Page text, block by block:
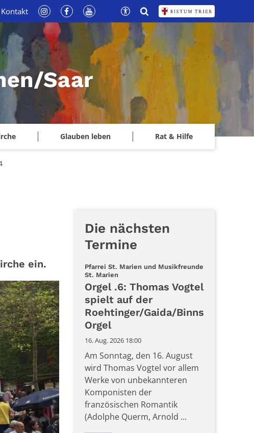
Saar
Glauben leben Rat & Hilfe
Kontakt
ein.
Die nächsten
Termine
Pfarrei St. Marien und Musikfreunde
St. Marien:
Orgel .6: Thomas Vogtel
spielt auf der
Roehtinger/Gaida/Binns
Orgel
16. Aug. 2026 18:00
Am Sonntag, den 16. August
wird Thomas Vogtel vor allem
Werke von unbekannteren
Komponisten der
französischen Romantik
(Adolphe Querm, Arnold ...